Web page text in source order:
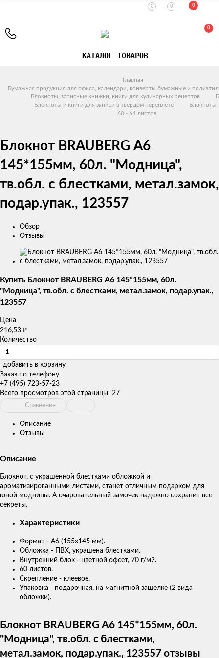
0 0 0
0
КАТАЛОГ ТОВАРОВ
Главная
Бумажная продукция для офиса, календари, конверты бумажные и
Блокноты, записные книжки, книги для кулинарных рецептов
Блокноты и книги для записи в твердом переплете
Блокноты
60 - 64 листов
Блокнот BRAUBERG А6
145*155мм, 60л. "Модница",
тв.обл. с блестками, метал.замок,
подар.упак., 123557
Обзор
Отзывы
Изображения
Купить Блокнот BRAUBERG А6 145*155мм, 60л.
"Модница", тв.обл. с блестками, метал.замок, подар.упак.,
123557
Цена
216,53 ₽
Количество
добавить в корзину
Заказ по телефону
+7 (495) 723-57-23
Всего просмотров этой страницы: 27
Сравнение
Описание
Отзывы
Описание
Блокнот, с украшенной блестками обложкой и
ароматизированными листами, станет отличным подарком для
юной модницы. А очаровательный замочек надежно сохранит все
секреты.
Характеристики
Формат - А6 (155х145 мм).
Обложка - ПВХ, украшена блестками.
Внутренний блок - цветной офсет, 70 г/м2.
60 листов.
Скрепление - клеевое.
Упаковка - подарочная, на магнитной защелке (2 вида
обложки).
Блокнот BRAUBERG А6 145*155мм, 60л.
"Модница", тв.обл. с блестками,
метал.замок, подар.упак., 123557 отзывы